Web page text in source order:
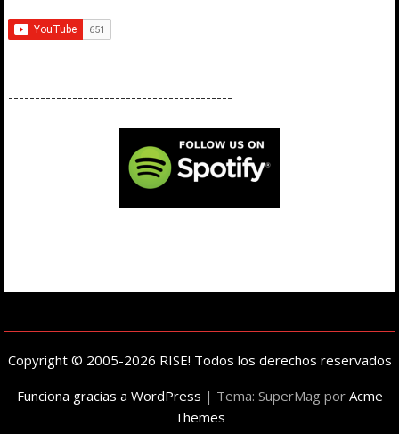
------------------------------------------
Copyright © 2005-2026 RISE! Todos los derechos reservados
Funciona gracias a WordPress | Tema: SuperMag por Acme
Themes